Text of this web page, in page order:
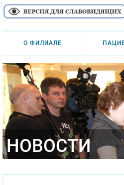
О ФИЛИАЛЕ
НОВОСТИ